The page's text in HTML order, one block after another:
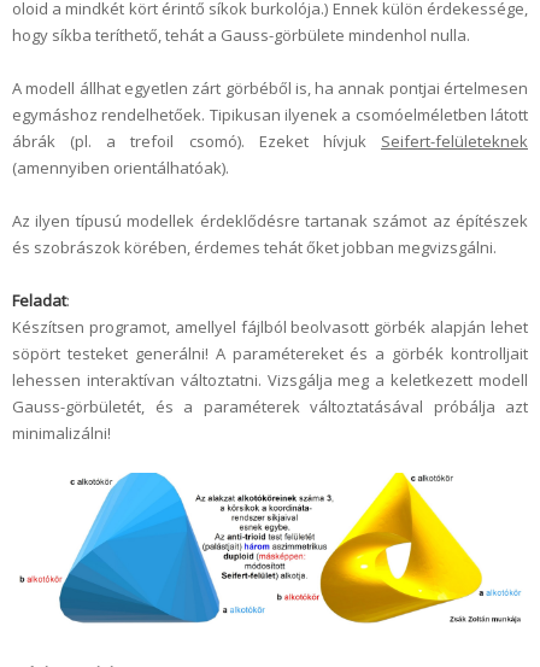
oloid a mindkét kört érintő síkok burkolója.) Ennek külön érdekessége,
hogy síkba teríthető, tehát a Gauss-görbülete mindenhol nulla.
A modell állhat egyetlen zárt görbéből is, ha annak pontjai értelmesen
egymáshoz rendelhetőek. Tipikusan ilyenek a csomóelméletben látott
ábrák (pl. a trefoil csomó). Ezeket hívjuk Seifert-felületeknek
(amennyiben orientálhatóak).
Az ilyen típusú modellek érdeklődésre tartanak számot az építészek
és szobrászok körében, érdemes tehát őket jobban megvizsgálni.
Feladat:
Készítsen programot, amellyel fájlból beolvasott görbék alapján lehet
söpört testeket generálni! A paramétereket és a görbék kontrolljait
lehessen interaktívan változtatni. Vizsgálja meg a keletkezett modell
Gauss-görbületét, és a paraméterek változtatásával próbálja azt
minimalizálni!